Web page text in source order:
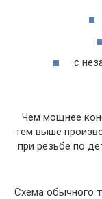
с
Чем мощнее
тем выше
при резьбе по
Схема обычного